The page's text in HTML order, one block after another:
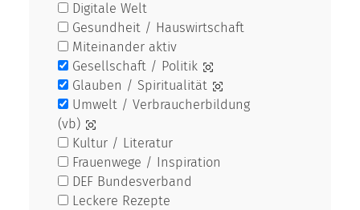
Digitale Welt
Gesundheit / Hauswirtschaft
Miteinander aktiv
Gesellschaft / Politik
Glauben / Spiritualität
Umwelt / Verbraucherbildung
(vb)
Kultur / Literatur
Frauenwege / Inspiration
DEF Bundesverband
Leckere Rezepte